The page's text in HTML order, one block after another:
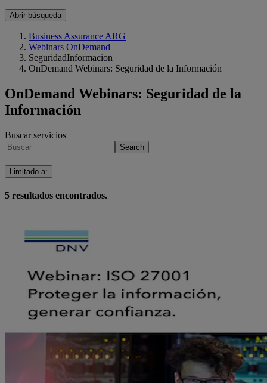
Abrir búsqueda
Business Assurance ARG
Webinars OnDemand
SeguridadInformacion
OnDemand Webinars: Seguridad de la Información
OnDemand Webinars: Seguridad de la
Información
Buscar servicios
Search
Limitado a:
5 resultados encontrados.